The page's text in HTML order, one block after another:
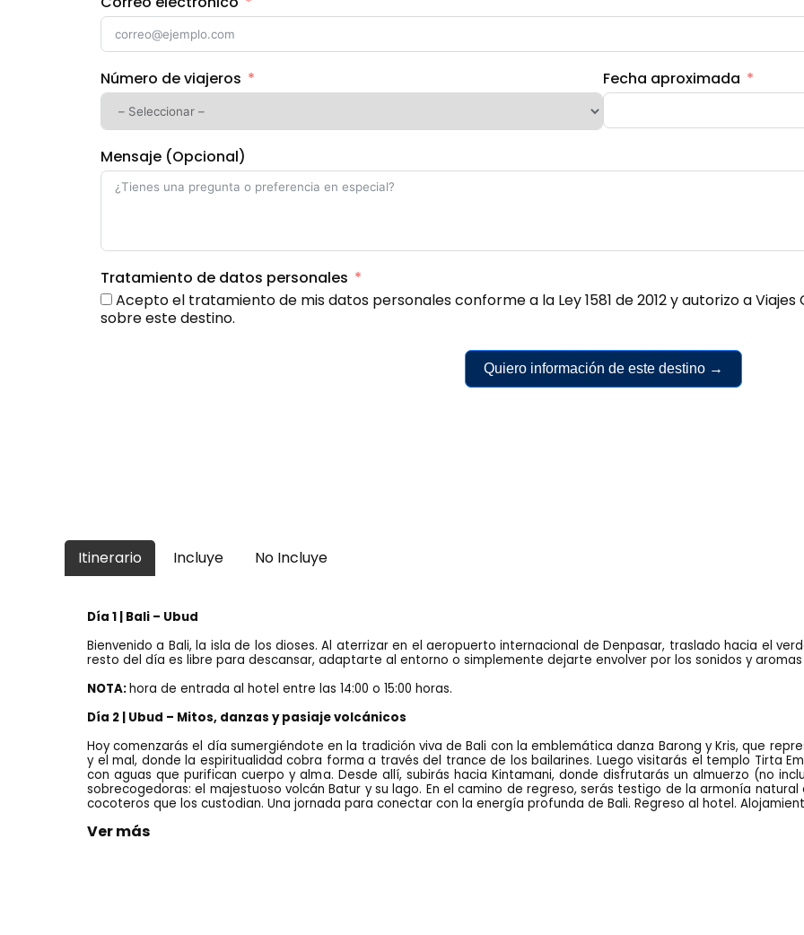
Número de viajeros Fecha aproximada
Mensaje (Opcional)
Tratamiento de datos personales
Acepto el tratamiento de mis datos personales conforme a la Ley 1581 de 2012 y autorizo a
sobre este destino.
Quiero información de este destino →
Itinerario Incluye No Incluye
Día 1 | Bali – Ubud
Bienvenido a Bali, la isla de los dioses. Al aterrizar en el aeropuerto internacional de Denpasar, traslado hacia el
resto del día es libre para descansar, adaptarte al entorno o simplemente dejarte envolver por los sonidos y
NOTA:hora de entrada al hotel entre las 14:00 o 15:00 horas.
Día 2 | Ubud – Mitos, danzas y pasiaje volcánicos
Hoy comenzarás el día sumergiéndote en la tradición viva de Bali con la emblemática danza Barong y Kris, que
y el mal, donde la espiritualidad cobra forma a través del trance de los bailarines. Luego visitarás el templo Tirta
con aguas que purifican cuerpo y alma. Desde allí, subirás hacia Kintamani, donde disfrutarás un almuerzo (no
sobrecogedoras: el majestuoso volcán Batur y su lago. En el camino de regreso, serás testigo de la armonía
cocoteros que los custodian. Una jornada para conectar con la energía profunda de Bali. Regreso al hotel.
Ver más